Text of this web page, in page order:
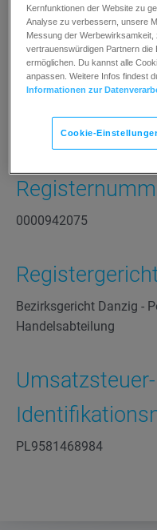
Tel: +48 58 668 31 30
Simon Grabowski (CEO)
0000942075
Bezirksgericht Danzig -
Handelsabteilung
Umsatzsteuer-
PL9581468984
Kernfunktionen der Website zu
Analyse zu verbessern, unsere
Messung der
vertrauenswürdigen Partnern die
ermöglichen. Du kannst alle
anpassen. Weitere Infos findest
Informationen zur
Cookie-